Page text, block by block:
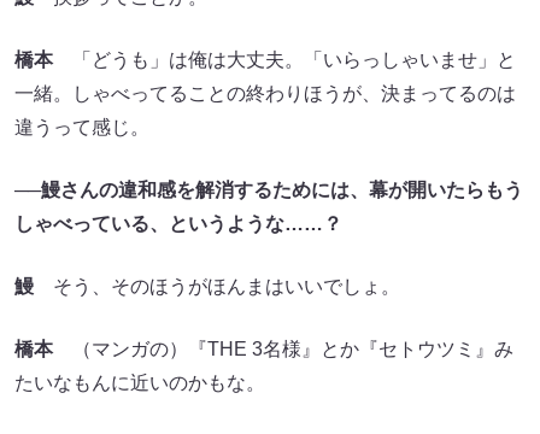
橋本「どうも」は俺は大丈夫。「いらっしゃいませ」と
一緒。しゃべってることの終わりほうが、決まってるのは
違うって感じ。
──鰻さんの違和感を解消するためには、幕が開いたらもう
しゃべっている、というような……？
鰻 そう、そのほうがほんまはいいでしょ。
橋本（マンガの）『THE 3名様』とか『セトウツミ』み
たいなもんに近いのかもな。